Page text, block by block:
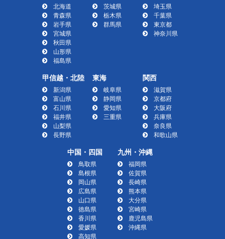
北海道
青森県
岩手県
宮城県
秋田県
山形県
福島県
茨城県
栃木県
群馬県
埼玉県
千葉県
東京都
神奈川県
甲信越・北陸
新潟県
富山県
石川県
福井県
山梨県
長野県
東海
岐阜県
静岡県
愛知県
三重県
関西
滋賀県
京都府
大阪府
兵庫県
奈良県
和歌山県
中国・四国
鳥取県
島根県
岡山県
広島県
山口県
徳島県
香川県
愛媛県
高知県
九州・沖縄
福岡県
佐賀県
長崎県
熊本県
大分県
宮崎県
鹿児島県
沖縄県